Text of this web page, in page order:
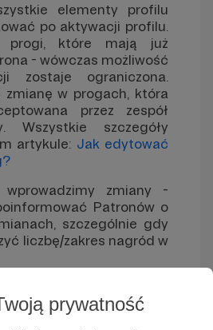
prywatność
elementy profilu
po aktywacji profilu.
progi, które mają już
- wówczas możliwość
zostaje ograniczona.
zmianę w progach, która
przez zespół
Wszystkie szczegóły
artykule: Jak edytować
zmiany -
Patronów o
szczególnie gdy
liczbę/zakres nagród w
Patronami, warto
schowania go. Dzięki